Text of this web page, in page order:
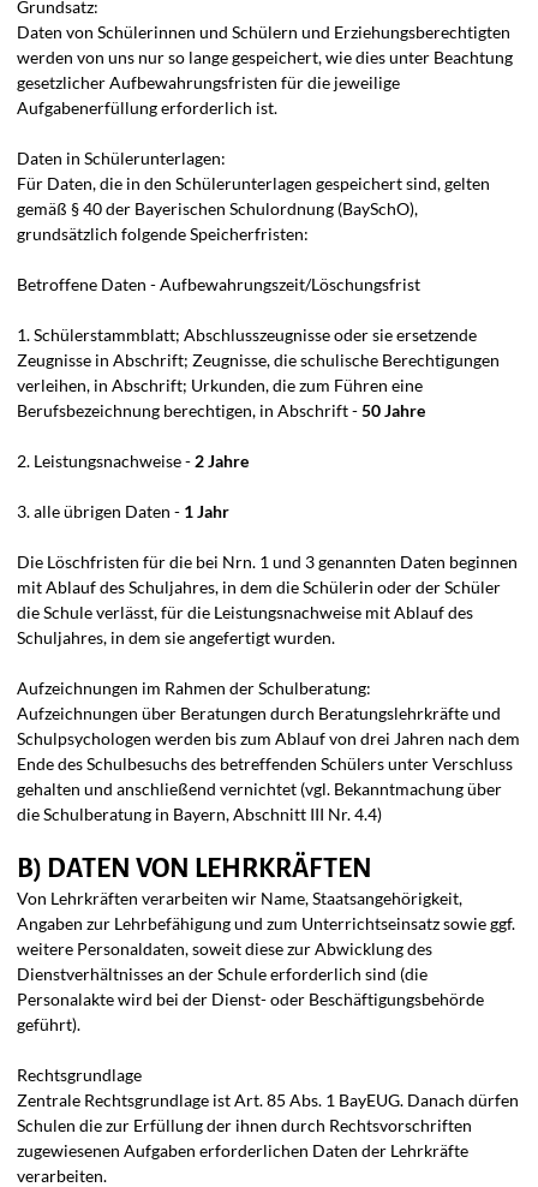
Grundsatz:
Daten von Schülerinnen und Schülern und Erziehungsberechtigten
werden von uns nur so lange gespeichert, wie dies unter Beachtung
gesetzlicher Aufbewahrungsfristen für die jeweilige
Aufgabenerfüllung erforderlich ist.
Daten in Schülerunterlagen:
Für Daten, die in den Schülerunterlagen gespeichert sind, gelten
gemäß § 40 der Bayerischen Schulordnung (BaySchO),
grundsätzlich folgende Speicherfristen:
Betroffene Daten - Aufbewahrungszeit/Löschungsfrist
1. Schülerstammblatt; Abschlusszeugnisse oder sie ersetzende
Zeugnisse in Abschrift; Zeugnisse, die schulische Berechtigungen
verleihen, in Abschrift; Urkunden, die zum Führen eine
Berufsbezeichnung berechtigen, in Abschrift -50 Jahre
2. Leistungsnachweise - 2 Jahre
3. alle übrigen Daten - 1 Jahr
Die Löschfristen für die bei Nrn. 1 und 3 genannten Daten beginnen
mit Ablauf des Schuljahres, in dem die Schülerin oder der Schüler
die Schule verlässt, für die Leistungsnachweise mit Ablauf des
Schuljahres, in dem sie angefertigt wurden.
Aufzeichnungen im Rahmen der Schulberatung:
Aufzeichnungen über Beratungen durch Beratungslehrkräfte und
Schulpsychologen werden bis zum Ablauf von drei Jahren nach dem
Ende des Schulbesuchs des betreffenden Schülers unter Verschluss
gehalten und anschließend vernichtet (vgl. Bekanntmachung über
die Schulberatung in Bayern, Abschnitt III Nr. 4.4)
B) DATEN VON LEHRKRÄFTEN
Von Lehrkräften verarbeiten wir Name, Staatsangehörigkeit,
Angaben zur Lehrbefähigung und zum Unterrichtseinsatz sowie ggf.
weitere Personaldaten, soweit diese zur Abwicklung des
Dienstverhältnisses an der Schule erforderlich sind (die
Personalakte wird bei der Dienst- oder Beschäftigungsbehörde
geführt).
Rechtsgrundlage
Zentrale Rechtsgrundlage ist Art. 85 Abs. 1 BayEUG. Danach dürfen
Schulen die zur Erfüllung der ihnen durch Rechtsvorschriften
zugewiesenen Aufgaben erforderlichen Daten der Lehrkräfte
verarbeiten.